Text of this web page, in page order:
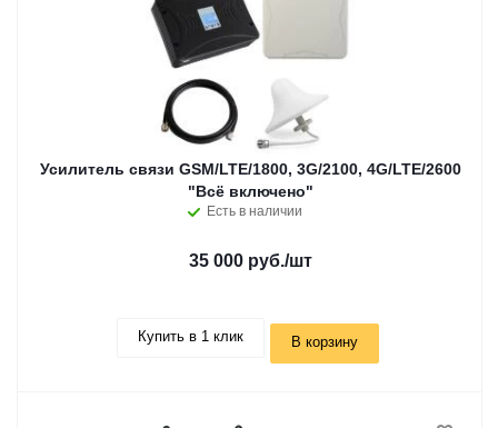
Усилитель связи GSM/LTE/1800, 3G/2100, 4G/LTE/2600
"Всё включено"
Есть в наличии
35 000 руб./шт
Купить в 1 клик В корзину